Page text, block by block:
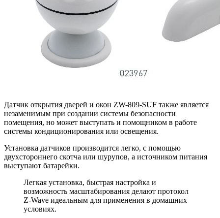
Датчик открытия дверей и окон ZW-809-SUF также является
незаменимым при создании системы безопасности
помещения, но может выступать и помощником в работе
системы кондиционирования или освещения.
Установка датчиков производится легко, с помощью
двухстороннего скотча или шурупов, а источником питания
выступают батарейки.
Легкая установка, быстрая настройка и
возможность масштабирования делают протокол
Z-Wave идеальным для применения в домашних
условиях.